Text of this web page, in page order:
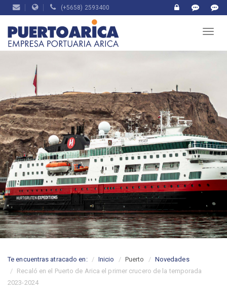
(+5658) 2593400
Te encuentras atracado en: Inicio Puerto
Novedades
Recaló en el Puerto de Arica el primer crucero de la temporada
2023-2024